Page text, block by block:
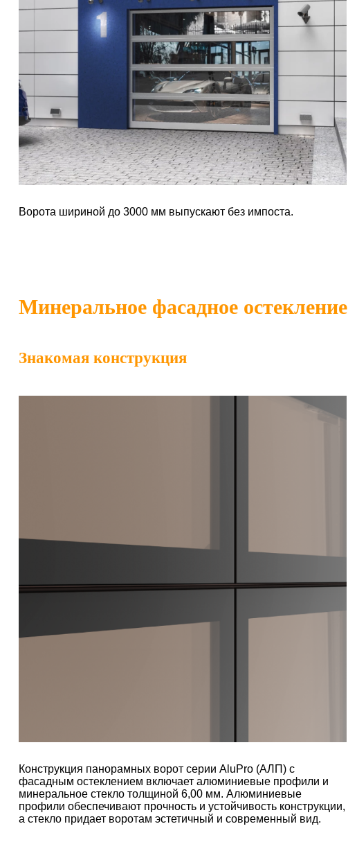
Ворота шириной до 3000 мм выпускают без импоста.
Минеральное фасадное остекление
Знакомая конструкция
Конструкция панорамных ворот серии AluPro (АЛП) с
фасадным остеклением включает алюминиевые профили и
минеральное стекло толщиной 6,00 мм. Алюминиевые
профили обеспечивают прочность и устойчивость конструкции,
а стекло придает воротам эстетичный и современный вид.